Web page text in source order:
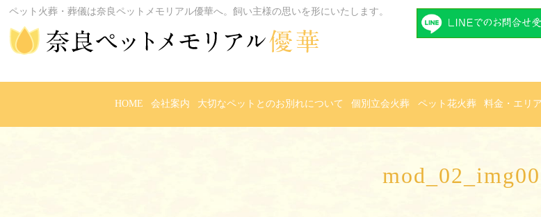
ペット火葬・葬儀は奈良ペットメモリアル優華へ。飼い主様の思いを形にいたします。
HOME 会社案内 大切なペットとのお別れについて 個別立会火葬 ペット花火葬 料金・エリア